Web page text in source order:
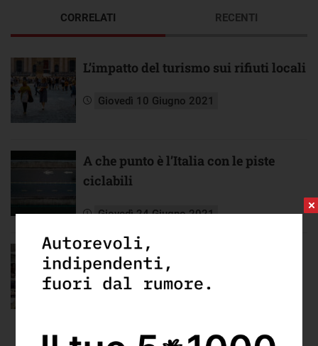
CORRELATI
L’impatto del turismo sui rifiuti locali
Giovedì 10 Giugno 2021
A che punto è l’Italia con le piste
ciclabili
Giovedì 24 Giugno 2021
Le autovetture aumentano e
l’ambiente rischia
RECENTI